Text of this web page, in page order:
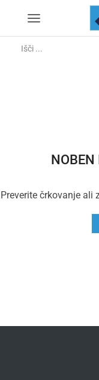
NOBEN
Preverite črkovanje ali